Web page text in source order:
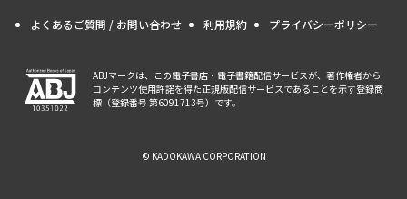
よくあるご質問 / お問い合わせ 利用規約 プライバシーポリシー
ABJマークは、この電子書店・電子書籍配信サービスが、著作権者から
コンテンツ使用許諾を得た正規版配信サービスであることを示す登録商
標（登録番号 第6091713号）です。
© KADOKAWA CORPORATION